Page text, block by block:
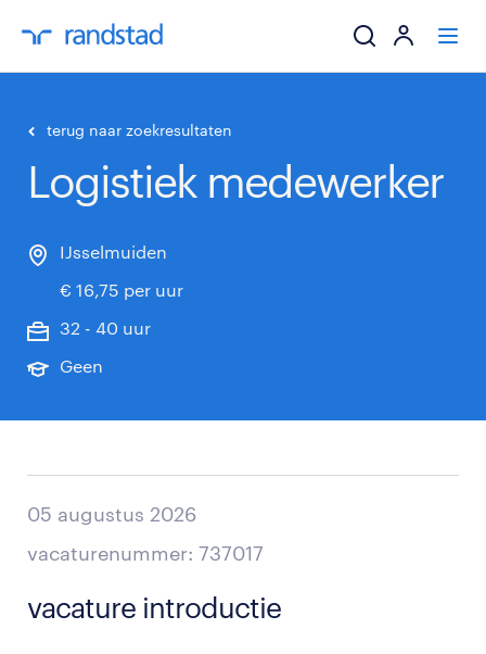
werkgevers
terug naar zoekresultaten
Logistiek medewerker
IJsselmuiden
€ 16,75 per uur
32 - 40 uur
Geen
05 augustus 2026
vacaturenummer: 737017
vacature introductie